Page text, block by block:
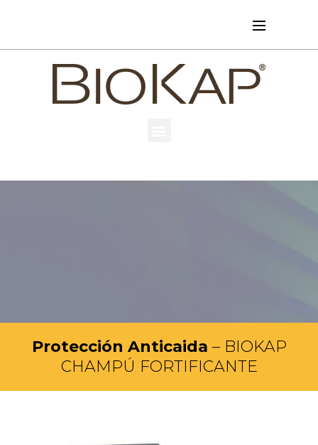
Protección Anticaida – BIOKAP
CHAMPÚ FORTIFICANTE